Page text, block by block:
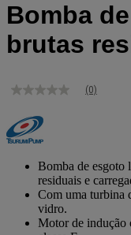
Bomba
brutas
Sem
de
classificação
Link
mesma
página.
(0)
Bomba de esgoto
residuais e
Com uma turbina
vidro.
Motor de indução